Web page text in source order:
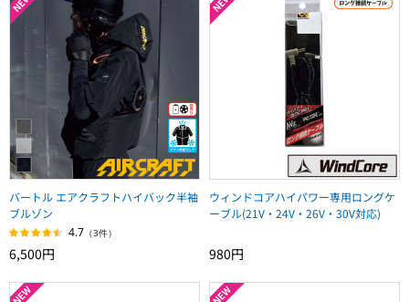
バートル エアクラフトハイバック半袖
ブルゾン
4.7 （3件）
6,500円
ウィンドコアハイパワー専用ロングケ
ーブル(21V・24V・26V・30V対応)
980円